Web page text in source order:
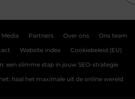
Partners Over ons Ons team
Website index Cookiebeleid (EU)
een slimme stap in jouw SEO-strategie
haal het maximale uit de online wereld